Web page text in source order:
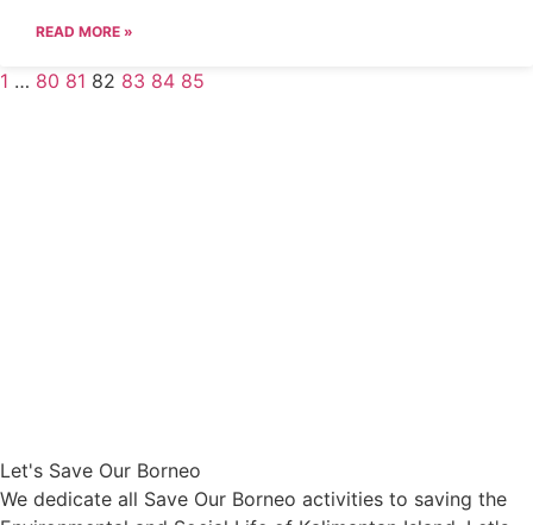
READ MORE »
1 … 80 81 82 83 84 85
Let's Save Our Borneo
We dedicate all Save Our Borneo activities to saving the